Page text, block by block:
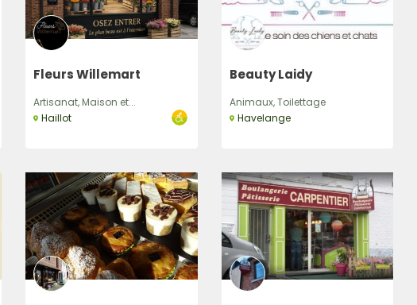
Fleurs Willemart
Artisanat, Maison et...
Haillot
Beauty Laidy
Animaux, Toilettage
Havelange